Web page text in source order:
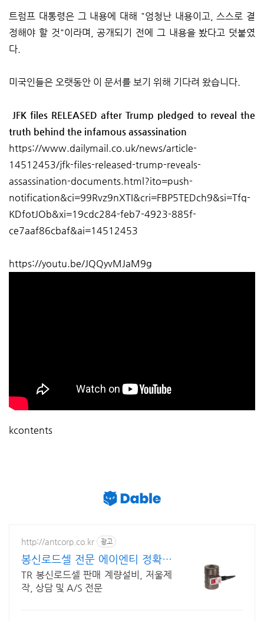
트럼프 대통령은 그 내용에 대해 "엄청난 내용이고, 스스로 결
정해야 할 것"이라며, 공개되기 전에 그 내용을 봤다고 덧붙였
다.
미국인들은 오랫동안 이 문서를 보기 위해 기다려 왔습니다.
JFK files RELEASED after Trump pledged to reveal the
truth behind the infamous assassination
https://www.dailymail.co.uk/news/article-
14512453/jfk-files-released-trump-reveals-
assassination-documents.html?ito=push-
notification&ci=99Rvz9nXTI&cri=FBP5TEDch9&si=Tfq-
KDfotJOb&xi=19cdc284-feb7-4923-885f-
ce7aaf86cbaf&ai=14512453
https://youtu.be/JQQyvMJaM9g
kcontents
http://antcorp.co.kr 광고
봉신로드셀 전문 에이엔티 정확한
상담 빠른 납품
TR 봉신로드셀 판매 계량설비, 저울제
작, 상담 및 A/S 전문